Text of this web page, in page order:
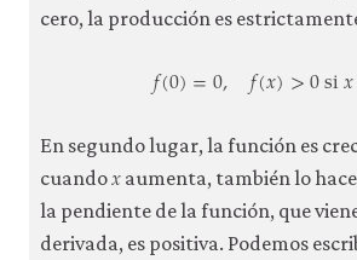
cero, la producción es
𝑓(0)=0, 𝑓(𝑥)>0si𝑥
En segundo lugar, la función es
cuando𝑥 aumenta, también lo
la pendiente de la función, que
derivada, es positiva. Podemos